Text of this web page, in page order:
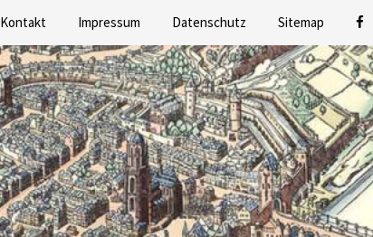
Kontakt Impressum Datenschutz Sitemap